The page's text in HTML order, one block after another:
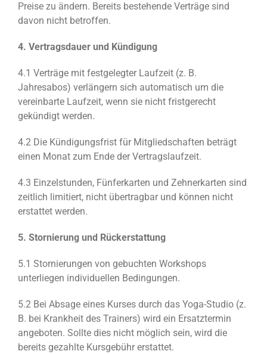
Preise zu ändern. Bereits bestehende Verträge sind
davon nicht betroffen.
4. Vertragsdauer und Kündigung
4.1 Verträge mit festgelegter Laufzeit (z. B.
Jahresabos) verlängern sich automatisch um die
vereinbarte Laufzeit, wenn sie nicht fristgerecht
gekündigt werden.
4.2 Die Kündigungsfrist für Mitgliedschaften beträgt
einen Monat zum Ende der Vertragslaufzeit.
4.3 Einzelstunden, Fünferkarten und Zehnerkarten sind
zeitlich limitiert, nicht übertragbar und können nicht
erstattet werden.
5. Stornierung und Rückerstattung
5.1 Stornierungen von gebuchten Workshops
unterliegen individuellen Bedingungen.
5.2 Bei Absage eines Kurses durch das Yoga-Studio (z.
B. bei Krankheit des Trainers) wird ein Ersatztermin
angeboten. Sollte dies nicht möglich sein, wird die
bereits gezahlte Kursgebühr erstattet.